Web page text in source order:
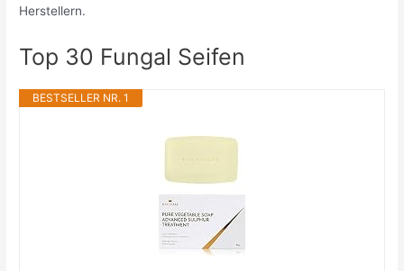
Herstellern.
Top 30 Fungal Seifen
BESTSELLER NR. 1